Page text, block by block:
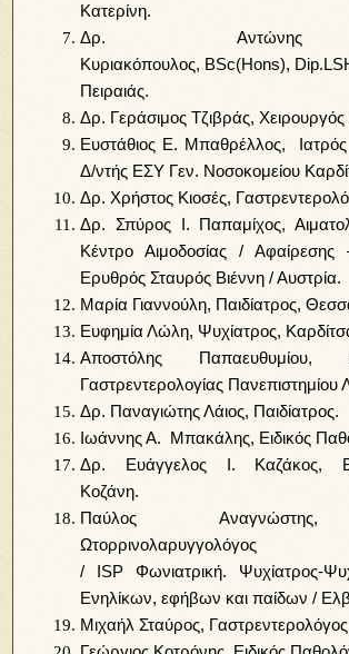
Κατερίνη.
Δρ.
Κυριακόπουλος, BSc(Hons),
Πειραιάς.
Δρ. Γεράσιμος Τζιβράς, Χειρουργός
Ευστάθιος Ε. Μπαθρέλλος,
Δ/ντής ΕΣΥ Γεν. Νοσοκομείου
Δρ. Χρήστος Κιοσές,
Δρ. Σπύρος Ι. Παπαμίχος,
Κέντρο Αιμοδοσίας / Αφαίρεσης
Ερυθρός Σταυρός Βιέννη / Αυστρία.
Μαρία Γιαννούλη, Παιδίατρος,
Ευφημία Λώλη, Ψυχίατρος,
Αποστόλης Παπαευθυμίου,
Γαστρεντερολογίας Πανεπιστημίου
Δρ. Παναγιώτης Λάιος, Παιδίατρος.
Ιωάννης Α. Μπακάλης, Ειδικός
Δρ. Ευάγγελος Ι. Καζάκος,
Κοζάνη.
Παύλος Aναγνώστης,
Ωτορρινολαρυγγολόγος
/ ISP Φωνιατρική. Ψυχίατρος-
Ενηλίκων, εφήβων και παίδων /
Μιχαήλ Σταύρος,